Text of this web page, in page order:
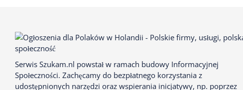
Serwis Szukam.nl powstał w ramach budowy Informacyjnej
Społeczności. Zachęcamy do bezpłatnego korzystania z
udostępnionych narzędzi oraz wspierania inicjatywy, np. poprzez